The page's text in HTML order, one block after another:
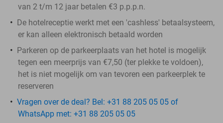
van 2 t/m 12 jaar betalen €3 p.p.p.n.
De hotelreceptie werkt met een 'cashless' betaalsysteem,
er kan alleen elektronisch betaald worden
Parkeren op de parkeerplaats van het hotel is mogelijk
tegen een meerprijs van €7,50 (ter plekke te voldoen),
het is niet mogelijk om van tevoren een parkeerplek te
reserveren
Vragen over de deal? Bel: +31 88 205 05 05 of
WhatsApp met: +31 88 205 05 05